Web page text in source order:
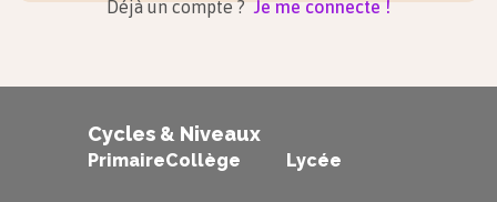
Déjà un compte ? Je me connecte !
Cycles & Niveaux
PrimaireCollège Lycée